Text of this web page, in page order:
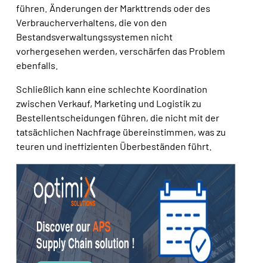
führen. Änderungen der Markttrends oder des
Verbraucherverhaltens, die von den
Bestandsverwaltungssystemen nicht
vorhergesehen werden, verschärfen das Problem
ebenfalls.
Schließlich kann eine schlechte Koordination
zwischen Verkauf, Marketing und Logistik zu
Bestellentscheidungen führen, die nicht mit der
tatsächlichen Nachfrage übereinstimmen, was zu
teuren und ineffizienten Überbeständen führt.